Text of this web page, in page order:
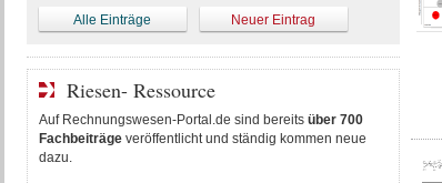
Alle Einträge Neuer Eintrag
Riesen- Ressource
Auf Rechnungswesen-Portal.de sind bereits über 700
Fachbeiträgeveröffentlicht und ständig kommen neue
dazu.